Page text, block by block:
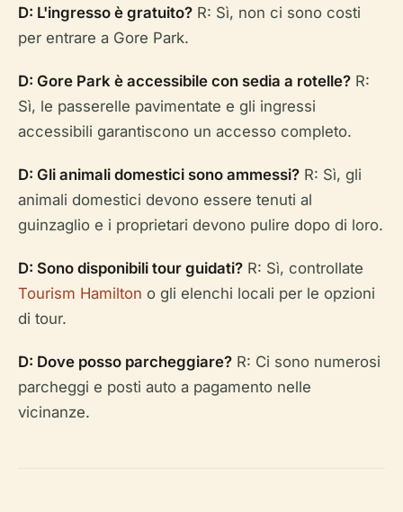
D: L'ingresso è gratuito? R: Sì, non ci sono costi
per entrare a Gore Park.
D: Gore Park è accessibile con sedia a rotelle? R:
Sì, le passerelle pavimentate e gli ingressi
accessibili garantiscono un accesso completo.
D: Gli animali domestici sono ammessi? R: Sì, gli
animali domestici devono essere tenuti al
guinzaglio e i proprietari devono pulire dopo di loro.
D: Sono disponibili tour guidati? R: Sì, controllate
Tourism Hamilton o gli elenchi locali per le opzioni
di tour.
D: Dove posso parcheggiare? R: Ci sono numerosi
parcheggi e posti auto a pagamento nelle
vicinanze.